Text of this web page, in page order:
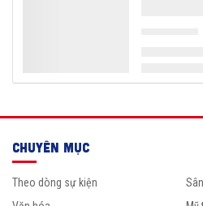
CHUYÊN MỤC
Theo dòng sự kiện